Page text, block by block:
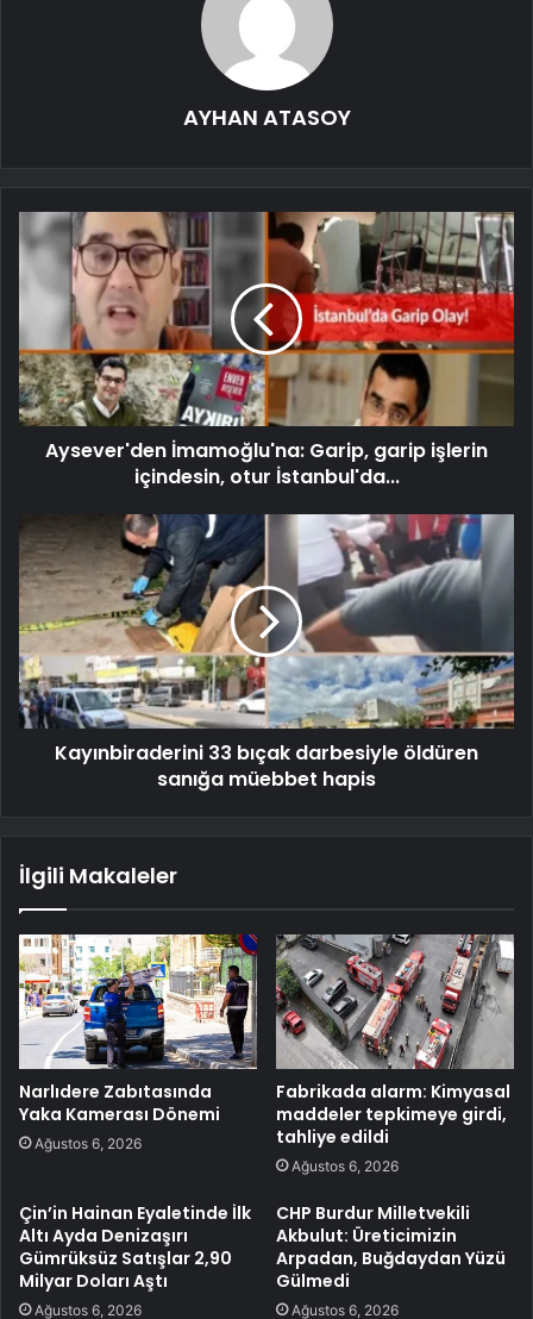
AYHAN ATASOY
Aysever'den İmamoğlu'na: Garip, garip işlerin
içindesin, otur İstanbul'da...
Kayınbiraderini 33 bıçak darbesiyle öldüren
sanığa müebbet hapis
İlgili Makaleler
Narlıdere Zabıtasında
Yaka Kamerası Dönemi
Ağustos 6, 2026
Fabrikada alarm: Kimyasal
maddeler tepkimeye girdi,
tahliye edildi
Ağustos 6, 2026
Çin’in Hainan Eyaletinde İlk
Altı Ayda Denizaşırı
Gümrüksüz Satışlar 2,90
Milyar Doları Aştı
Ağustos 6, 2026
CHP Burdur Milletvekili
Akbulut: Üreticimizin
Arpadan, Buğdaydan Yüzü
Gülmedi
Ağustos 6, 2026